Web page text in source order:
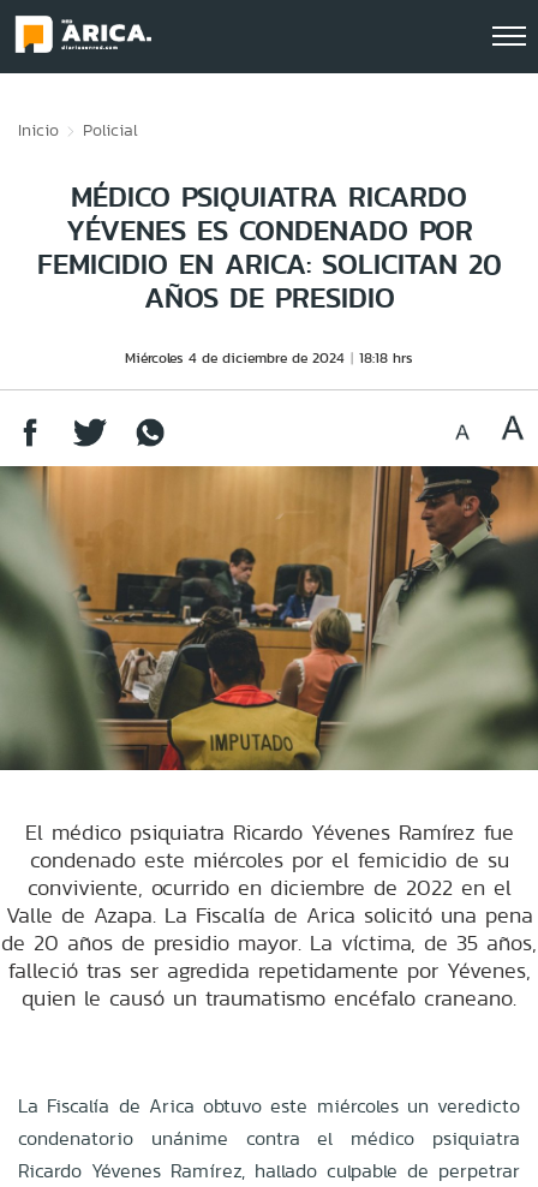
Inicio Policial
MÉDICO PSIQUIATRA RICARDO
YÉVENES ES CONDENADO POR
FEMICIDIO EN ARICA: SOLICITAN 20
AÑOS DE PRESIDIO
Miércoles 4 de diciembre de 2024 18:18 hrs
El médico psiquiatra Ricardo Yévenes Ramírez fue
condenado este miércoles por el femicidio de su
conviviente, ocurrido en diciembre de 2022 en el
Valle de Azapa. La Fiscalía de Arica solicitó una pena
de 20 años de presidio mayor. La víctima, de 35 años,
falleció tras ser agredida repetidamente por Yévenes,
quien le causó un traumatismo encéfalo craneano.
La Fiscalía de Arica obtuvo este miércoles un veredicto
condenatorio unánime contra el médico psiquiatra
Ricardo Yévenes Ramírez, hallado culpable de perpetrar